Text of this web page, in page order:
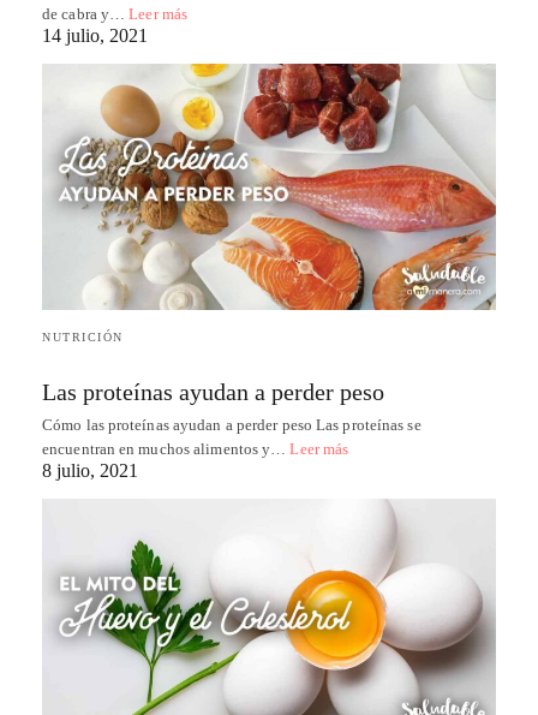
de cabra y…Leer más
14 julio, 2021
NUTRICIÓN
Las proteínas ayudan a perder peso
Cómo las proteínas ayudan a perder peso Las proteínas se
encuentran en muchos alimentos y…Leer más
8 julio, 2021